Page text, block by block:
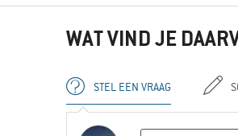
WAT VIND JE
STEL EEN VRAAG